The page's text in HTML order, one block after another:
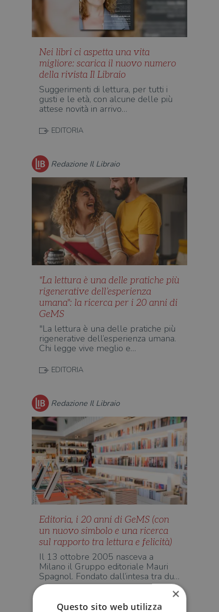
Nei libri ci aspetta una vita
migliore: scarica il nuovo numero
della rivista Il Libraio
Suggerimenti di lettura, per tutti i
gusti e le età, con alcune delle più
attese novità in arrivo…
EDITORIA
Redazione Il Libraio
"La lettura è una delle pratiche più
rigenerative dell’esperienza
umana": la ricerca per i 20 anni di
GeMS
"La lettura è una delle pratiche più
rigenerative dell’esperienza umana.
Chi legge vive meglio e…
EDITORIA
Redazione Il Libraio
Editoria, i 20 anni di GeMS (con
un nuovo simbolo e una ricerca
sul rapporto tra lettura e felicità)
Il 13 ottobre 2005 nasceva a
Milano il Gruppo editoriale Mauri
Spagnol. Fondato dall’intesa tra du…
×
Questo sito web utilizza